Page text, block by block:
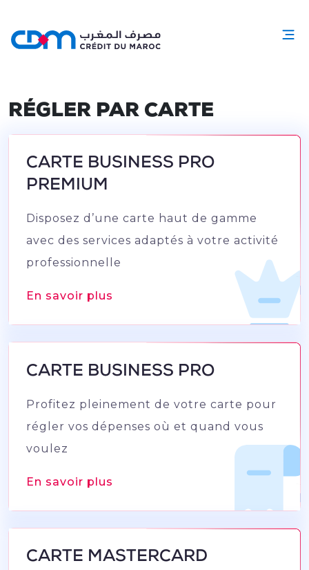
RÉGLER PAR CARTE
CARTE BUSINESS PRO
PREMIUM
Disposez d’une carte haut de gamme
avec des services adaptés à votre activité
professionnelle
En savoir plus
CARTE BUSINESS PRO
Profitez pleinement de votre carte pour
régler vos dépenses où et quand vous
voulez
En savoir plus
CARTE MASTERCARD